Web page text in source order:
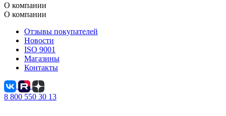
О компании
О компании
Отзывы покупателей
Новости
ISO 9001
Магазины
Контакты
8 800 550 30 13